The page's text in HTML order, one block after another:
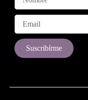
Suscribírme